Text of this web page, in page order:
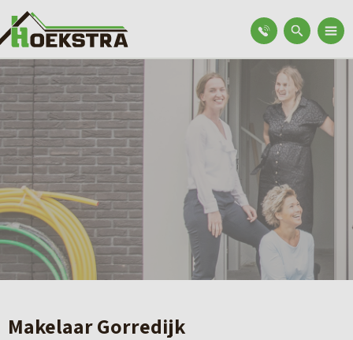
Makelaar Gorredijk